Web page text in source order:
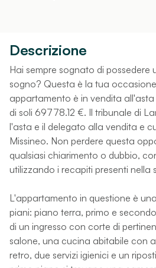
Descrizione
Hai sempre sognato di
sogno? Questa è la tua
appartamento è in vendita
di soli 69778.12 €. Il tribunale di
l'asta e il delegato alla vendita e
Missineo. Non perdere questa
qualsiasi chiarimento o dubbio,
utilizzando i recapiti presenti nella
L'appartamento in questione è
piani: piano terra, primo e
di un ingresso con corte di
salone, una cucina abitabile con
retro, due servizi igienici e un